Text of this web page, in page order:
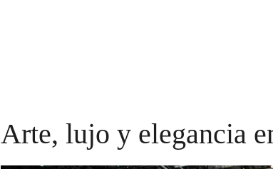
Arte, lujo y elegancia